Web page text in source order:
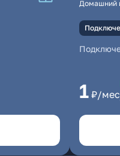
Домашний
1 ₽/мес